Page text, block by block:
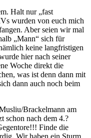
Halt nur „fast
wurden von euch mich
Aber seien wir mal
„Mann“ sich für
keine langfristigen
hier nach seiner
Woche direkt die
was ist denn dann mit
dann auch noch beim
Brackelmann am
schon nach dem 4.?
Finde die
Wir haben ein Sturm